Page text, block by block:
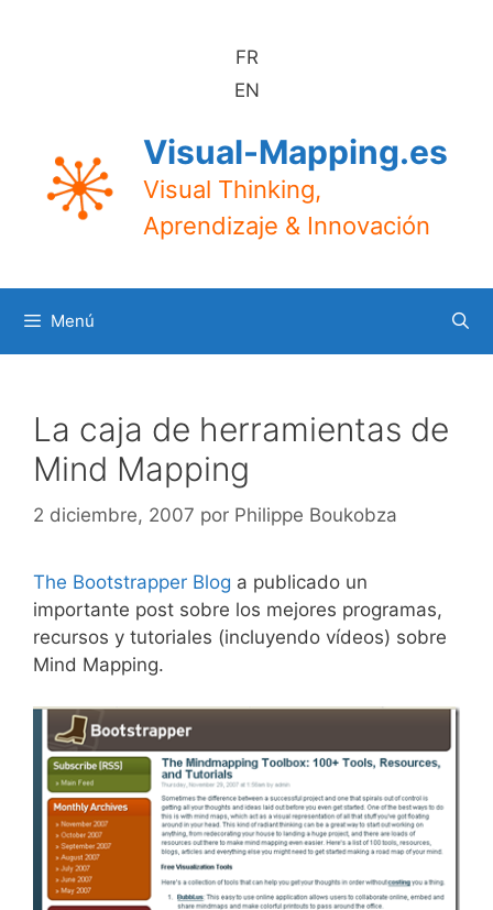
FR
EN
Visual-Mapping.es
Visual Thinking,
Aprendizaje & Innovación
Menú
La caja de herramientas de
Mind Mapping
2 diciembre, 2007 por Philippe Boukobza
The Bootstrapper Blog a publicado un
importante post sobre los mejores programas,
recursos y tutoriales (incluyendo vídeos) sobre
Mind Mapping.